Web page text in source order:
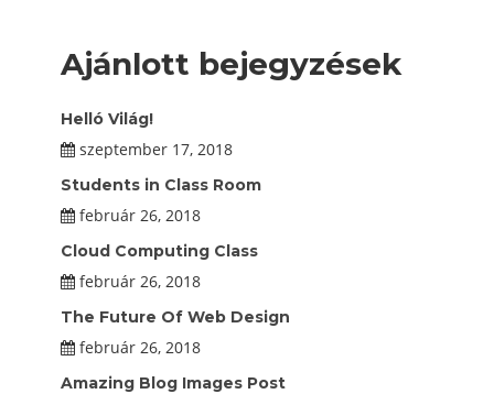
Ajánlott bejegyzések
Helló Világ!
szeptember 17, 2018
Students in Class Room
február 26, 2018
Cloud Computing Class
február 26, 2018
The Future Of Web Design
február 26, 2018
Amazing Blog Images Post